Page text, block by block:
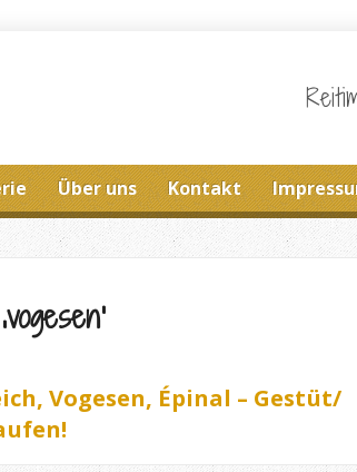
Über uns Kontakt
Vogesen, Épinal – Gestüt/